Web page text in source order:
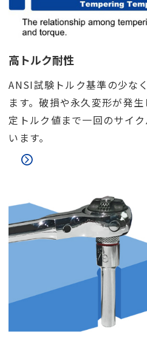
高トルク耐性
ANSI試験トルク基準の少な
ます。破損や永久変形が発
定トルク値まで一回のサイ
います。